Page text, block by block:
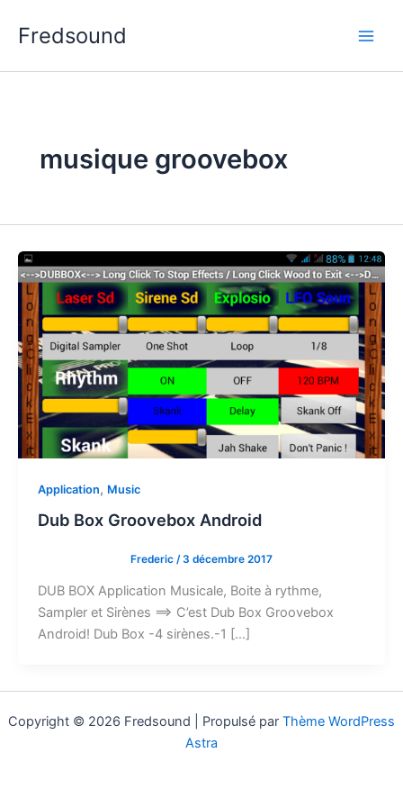
Fredsound
musique groovebox
Application, Music
Dub Box Groovebox Android
Frederic /3 décembre 2017
DUB BOX Application Musicale, Boite à rythme,
Sampler et Sirènes ==> C’est Dub Box Groovebox
Android! Dub Box -4 sirènes.-1 […]
Copyright © 2026 Fredsound | Propulsé par Thème WordPress
Astra